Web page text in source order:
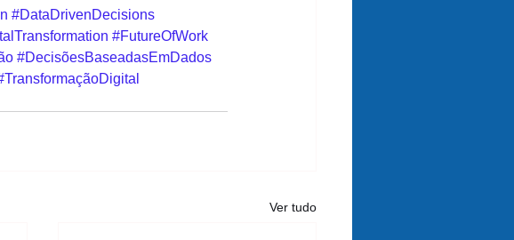
#DataDrivenDecisions
#FutureOfWork
#DecisõesBaseadasEmDados
Ver tudo